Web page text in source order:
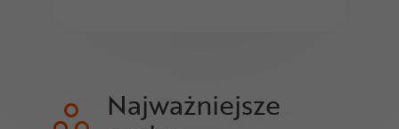
Najważniejsze